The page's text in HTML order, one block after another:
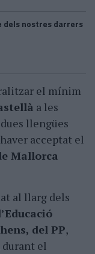
dels nostres darrers
el mínim
a les
llengües
acceptat el
Mallorca
al llarg dels
del PP,
durant el